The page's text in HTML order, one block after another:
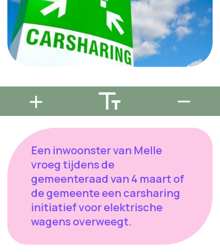
Een inwoonster van Melle
vroeg tijdens de
gemeenteraad van 4 maart of
de gemeente een carsharing
initiatief voor elektrische
wagens overweegt.